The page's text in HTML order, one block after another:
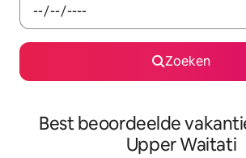
Zoeken
Best beoordeelde
Upper Waitati